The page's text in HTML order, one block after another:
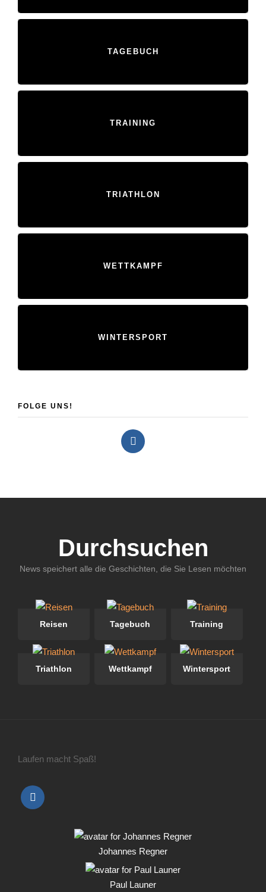
TAGEBUCH
TRAINING
TRIATHLON
WETTKAMPF
WINTERSPORT
FOLGE UNS!
Durchsuchen
News speichert alle die Geschichten, die Sie Lesen möchten
Reisen Tagebuch Training
Triathlon Wettkampf Wintersport
Laufen macht Spaß!
Johannes Regner
Paul Launer